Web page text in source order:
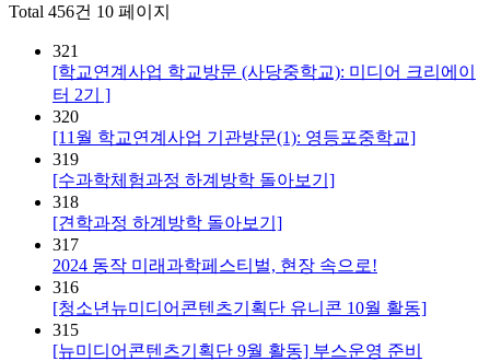
Total 456건 10 페이지
321
[학교연계사업 학교방문 (사당중학교): 미디어 크리에이
터 2기 ]
320
[11월 학교연계사업 기관방문(1): 영등포중학교]
319
[수과학체험과정 하계방학 돌아보기]
318
[견학과정 하계방학 돌아보기]
317
2024 동작 미래과학페스티벌, 현장 속으로!
316
[청소년뉴미디어콘텐츠기획단 유니콘 10월 활동]
315
[뉴미디어콘텐츠기획단 9월 활동] 부스운영 준비